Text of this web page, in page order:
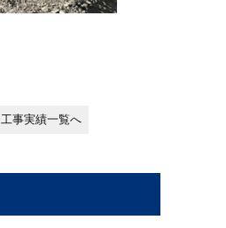
工事実績一覧へ